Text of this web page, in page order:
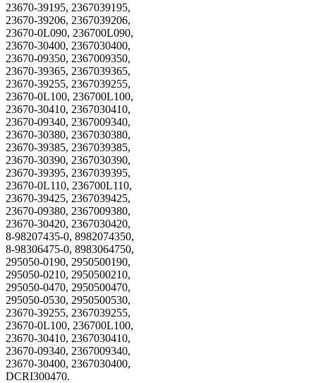
23670-39195, 2367039195,
23670-39206, 2367039206,
23670-0L090, 236700L090,
23670-30400, 2367030400,
23670-09350, 2367009350,
23670-39365, 2367039365,
23670-39255, 2367039255,
23670‐0L100, 236700L100,
23670‐30410, 2367030410,
23670‐09340, 2367009340,
23670-30380, 2367030380,
23670-39385, 2367039385,
23670-30390, 2367030390,
23670-39395, 2367039395,
23670-0L110, 236700L110,
23670-39425, 2367039425,
23670-09380, 2367009380,
23670-30420, 2367030420,
8-98207435-0, 8982074350,
8-98306475-0, 8983064750,
295050‐0190, 2950500190,
295050-0210, 2950500210,
295050-0470, 2950500470,
295050-0530, 2950500530,
23670-39255, 2367039255,
23670‐0L100, 236700L100,
23670‐30410, 2367030410,
23670‐09340, 2367009340,
23670‐30400, 2367030400,
DCRI300470.